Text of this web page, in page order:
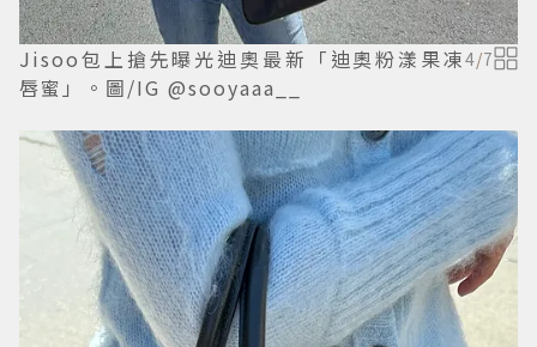
Jisoo包上搶先曝光迪奧最新「迪奧粉漾果凍
唇蜜」。圖/IG @sooyaaa__
4/7